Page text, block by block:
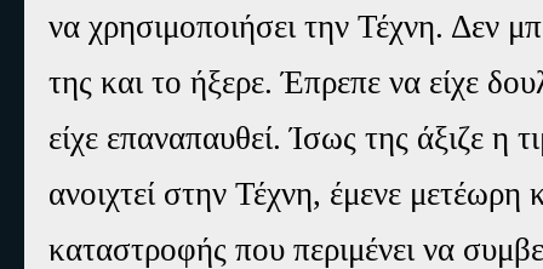
να χρησιμοποιήσει την Τέχνη. Δεν
της και το ήξερε. Έπρεπε να είχε
είχε επαναπαυθεί. Ίσως της άξιζε
ανοιχτεί στην Τέχνη, έμενε
καταστροφής που περιμένει να